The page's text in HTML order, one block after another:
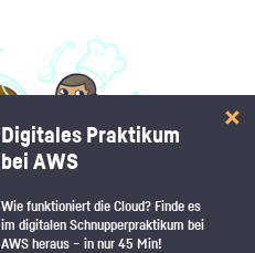
Digitales Praktikum
bei AWS
Wie funktioniert die Cloud? Finde es
im digitalen Schnupperpraktikum bei
AWS heraus – in nur 45 Min!